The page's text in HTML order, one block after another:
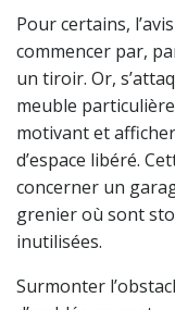
Pour certains,
commencer par,
un tiroir. Or,
meuble
motivant et
d’espace libéré.
concerner un
grenier où sont
inutilisées.
Surmonter